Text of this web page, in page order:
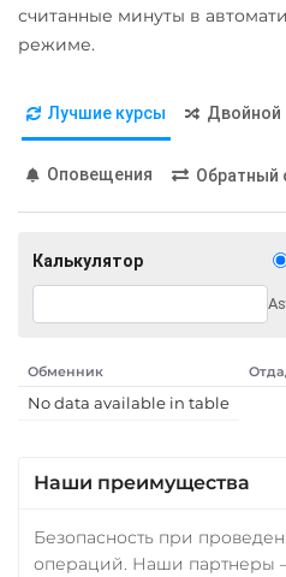
считанные минуты в
режиме.
Лучшие курсы Двойной
Оповещения Обратный
Калькулятор
Обменник
No data available in table
Наши преимущества
Безопасность при
операций. Наши партнеры